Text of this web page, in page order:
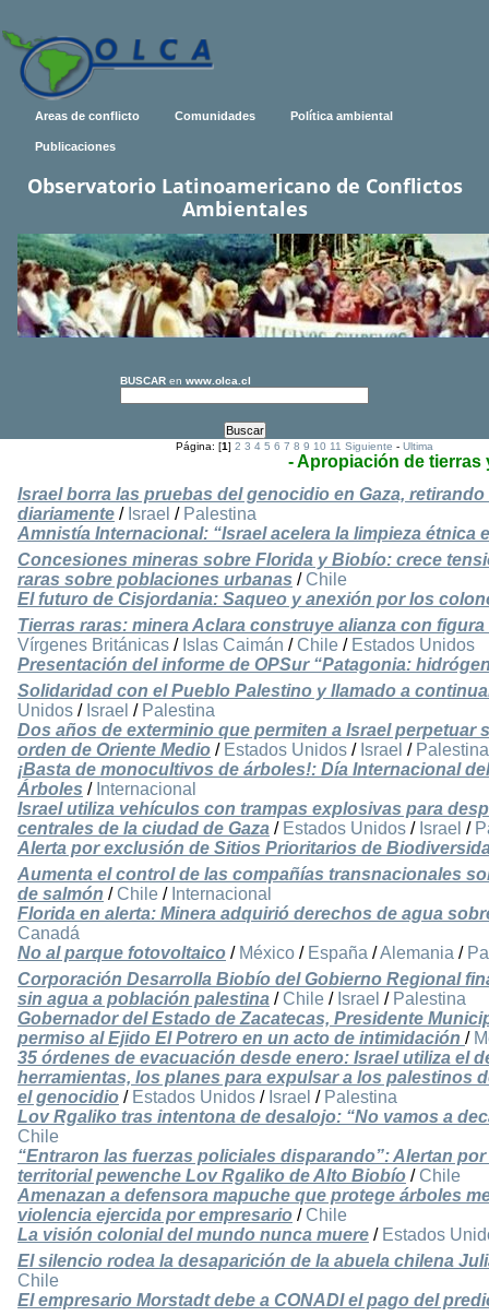
Areas de conflicto Comunidades Política ambiental
Publicaciones
Observatorio Latinoamericano de Conflictos
Ambientales
BUSCAR en www.olca.cl
Página: [1]2 3 4 5 6 7 8 9 10 11 Siguiente -Ultima
- Apropiación de tierras
Israel borra las pruebas del genocidio en Gaza,
diariamente / Israel / Palestina
Amnistía Internacional: “Israel acelera la limpieza étnica
Concesiones mineras sobre Florida y Biobío: crece
raras sobre poblaciones urbanas / Chile
El futuro de Cisjordania: Saqueo y anexión por los
Tierras raras: minera Aclara construye alianza con
Vírgenes Británicas / Islas Caimán / Chile / Estados Unidos
Presentación del informe de OPSur “Patagonia:
Solidaridad con el Pueblo Palestino y llamado a
Unidos / Israel / Palestina
Dos años de exterminio que permiten a Israel perpetuar
orden de Oriente Medio / Estados Unidos / Israel / Palestina
¡Basta de monocultivos de árboles!: Día Internacional
Árboles / Internacional
Israel utiliza vehículos con trampas explosivas para
centrales de la ciudad de Gaza / Estados Unidos / Israel /
Alerta por exclusión de Sitios Prioritarios de
Aumenta el control de las compañías transnacionales
de salmón / Chile / Internacional
Florida en alerta: Minera adquirió derechos de agua
Canadá
No al parque fotovoltaico / México / España /Alemania /
Corporación Desarrolla Biobío del Gobierno Regional
sin agua a población palestina / Chile / Israel / Palestina
Gobernador del Estado de Zacatecas, Presidente
permiso al Ejido El Potrero en un acto de intimidación /
35 órdenes de evacuación desde enero: Israel utiliza el
herramientas, los planes para expulsar a los palestinos
el genocidio / Estados Unidos / Israel / Palestina
Lov Rgaliko tras intentona de desalojo: “No vamos a
Chile
“Entraron las fuerzas policiales disparando”: Alertan
territorial pewenche Lov Rgaliko de Alto Biobío / Chile
Amenazan a defensora mapuche que protege árboles
violencia ejercida por empresario / Chile
La visión colonial del mundo nunca muere / Estados
El silencio rodea la desaparición de la abuela chilena
Chile
El empresario Morstadt debe a CONADI el pago del